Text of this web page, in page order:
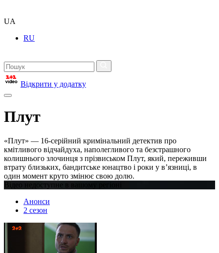
UA
RU
Відкрити у додатку
Плут
«Плут» — 16-серійний кримінальний детектив про
кмітливого відчайдуха, наполегливого та безстрашного
колишнього злочинця з прізвиськом Плут, який, переживши
втрату близьких, бандитське юнацтво і роки у в’язниці, в
один момент круто змінює свою долю.
Відео недоступне в вашому регіоні
Анонси
2 сезон